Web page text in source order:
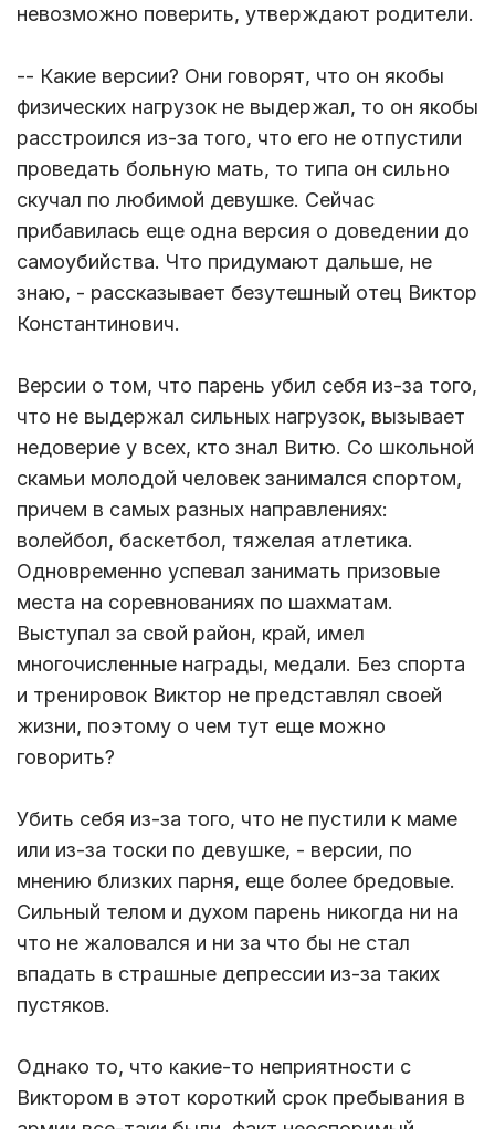
невозможно поверить, утверждают родители.
-- Какие версии? Они говорят, что он якобы
физических нагрузок не выдержал, то он якобы
расстроился из-за того, что его не отпустили
проведать больную мать, то типа он сильно
скучал по любимой девушке. Сейчас
прибавилась еще одна версия о доведении до
самоубийства. Что придумают дальше, не
знаю, - рассказывает безутешный отец Виктор
Константинович.
Версии о том, что парень убил себя из-за того,
что не выдержал сильных нагрузок, вызывает
недоверие у всех, кто знал Витю. Со школьной
скамьи молодой человек занимался спортом,
причем в самых разных направлениях:
волейбол, баскетбол, тяжелая атлетика.
Одновременно успевал занимать призовые
места на соревнованиях по шахматам.
Выступал за свой район, край, имел
многочисленные награды, медали. Без спорта
и тренировок Виктор не представлял своей
жизни, поэтому о чем тут еще можно
говорить?
Убить себя из-за того, что не пустили к маме
или из-за тоски по девушке, - версии, по
мнению близких парня, еще более бредовые.
Сильный телом и духом парень никогда ни на
что не жаловался и ни за что бы не стал
впадать в страшные депрессии из-за таких
пустяков.
Однако то, что какие-то неприятности с
Виктором в этот короткий срок пребывания в